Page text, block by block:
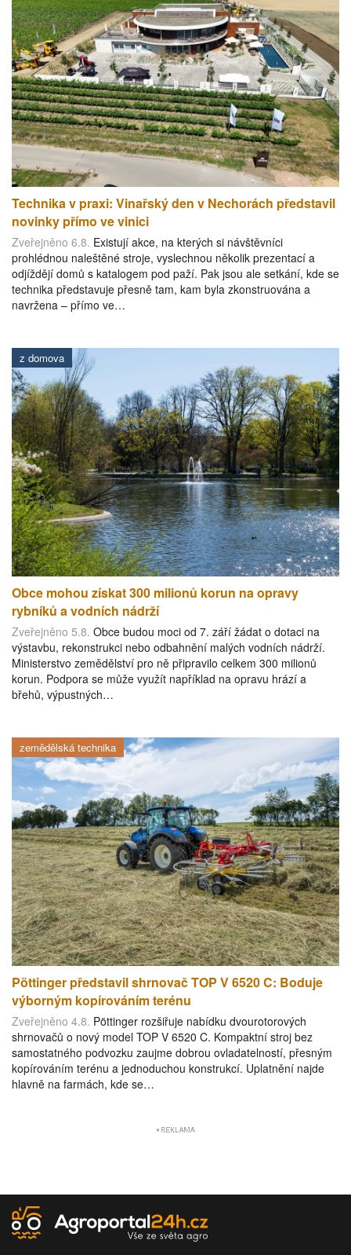
Technika v praxi: Vinařský den v Nechorách představil
novinky přímo ve vinici
Zveřejněno 6.8. Existují akce, na kterých si návštěvníci
prohlédnou naleštěné stroje, vyslechnou několik prezentací a
odjíždějí domů s katalogem pod paží. Pak jsou ale setkání, kde se
technika představuje přesně tam, kam byla zkonstruována a
navržena – přímo ve…
z domova
Obce mohou získat 300 milionů korun na opravy
rybníků a vodních nádrží
Zveřejněno 5.8. Obce budou moci od 7. září žádat o dotaci na
výstavbu, rekonstrukci nebo odbahnění malých vodních nádrží.
Ministerstvo zemědělství pro ně připravilo celkem 300 milionů
korun. Podpora se může využít například na opravu hrází a
břehů, výpustných…
zemědělská technika
Pöttinger představil shrnovač TOP V 6520 C: Boduje
výborným kopírováním terénu
Zveřejněno 4.8. Pöttinger rozšiřuje nabídku dvourotorových
shrnovačů o nový model TOP V 6520 C. Kompaktní stroj bez
samostatného podvozku zaujme dobrou ovladatelností, přesným
kopírováním terénu a jednoduchou konstrukcí. Uplatnění najde
hlavně na farmách, kde se…